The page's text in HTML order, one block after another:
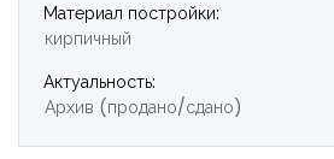
Материал постройки:
кирпичный
Актуальность:
Архив (продано/сдано)